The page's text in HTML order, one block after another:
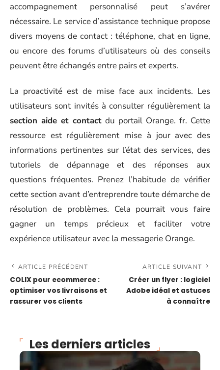
accompagnement personnalisé peut s’avérer
nécessaire. Le service d’assistance technique propose
divers moyens de contact : téléphone, chat en ligne,
ou encore des forums d’utilisateurs où des conseils
peuvent être échangés entre pairs et experts.
La proactivité est de mise face aux incidents. Les
utilisateurs sont invités à consulter régulièrement la
section aide et contact du portail Orange. fr. Cette
ressource est régulièrement mise à jour avec des
informations pertinentes sur l’état des services, des
tutoriels de dépannage et des réponses aux
questions fréquentes. Prenez l’habitude de vérifier
cette section avant d’entreprendre toute démarche de
résolution de problèmes. Cela pourrait vous faire
gagner un temps précieux et faciliter votre
expérience utilisateur avec la messagerie Orange.
ARTICLE PRÉCÉDENT
COLIX pour ecommerce :
optimiser vos livraisons et
rassurer vos clients
ARTICLE SUIVANT
Créer un flyer : logiciel
Adobe idéal et astuces
à connaître
Les derniers articles